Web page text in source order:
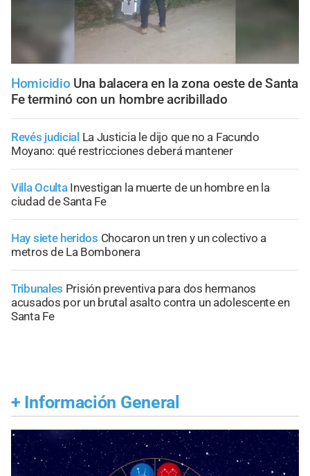
Homicidio Una balacera en la zona oeste de Santa
Fe terminó con un hombre acribillado
Revés judicial La Justicia le dijo que no a Facundo
Moyano: qué restricciones deberá mantener
Villa Oculta Investigan la muerte de un hombre en la
ciudad de Santa Fe
Hay siete heridos Chocaron un tren y un colectivo a
metros de La Bombonera
Tribunales Prisión preventiva para dos hermanos
acusados por un brutal asalto contra un adolescente en
Santa Fe
+ Información General